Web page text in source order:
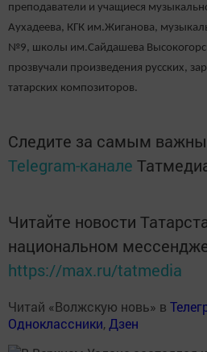
преподаватели и учащиеся
Аухадеева, КГК им.Жиганова,
№9, школы им.Сайдашева
прозвучали произведения русских,
татарских композиторов.
Следите за самым
Telegram-канале
Читайте новости
национальном
https://max.ru/tatmedia
Читай «Волжскую новь» в
Одноклассники, Дзен